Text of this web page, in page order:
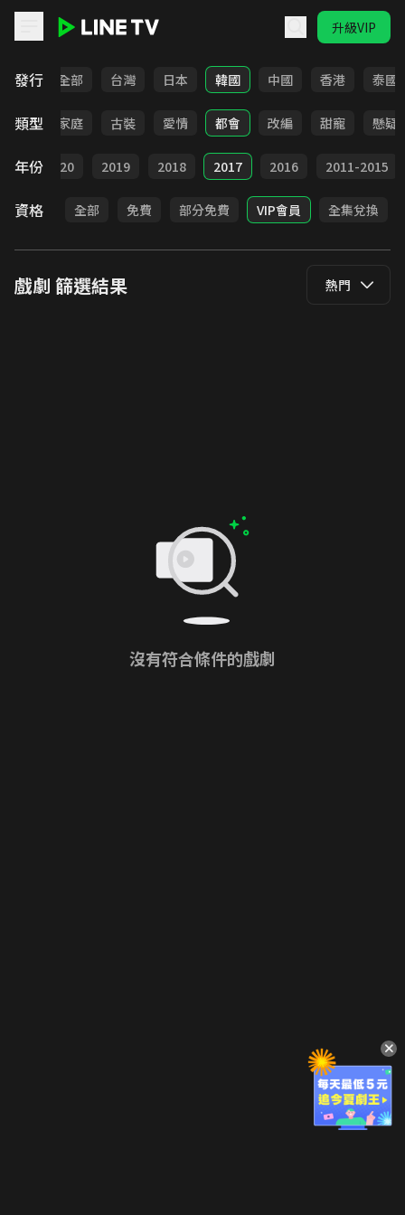
升級VIP
發行 全部 台灣 日本 韓國 中國 香港 泰國
類型
校園 家庭 古裝 愛情 都會 改編 甜寵 懸疑
年份 2020 2019 2018 2017 2016 2011-2015
資格 全部 免費 部分免費 VIP會員 全集兌換
戲劇 篩選結果 熱門
沒有符合條件的戲劇